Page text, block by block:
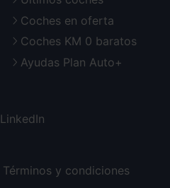
Coches en oferta
Coches KM 0 baratos
Ayudas Plan Auto+
LinkedIn
Términos y condiciones